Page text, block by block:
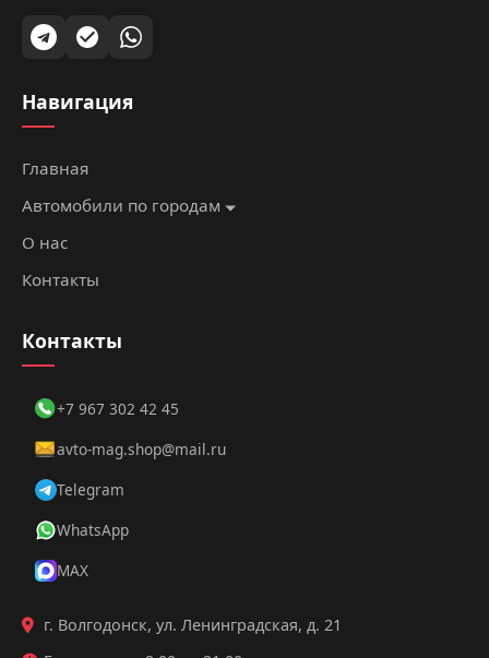
Навигация
Главная
Автомобили по городам
О нас
Контакты
Контакты
+7 967 302 42 45
avto-mag.shop@mail.ru
Telegram
WhatsApp
MAX
г. Волгодонск, ул. Ленинградская, д. 21